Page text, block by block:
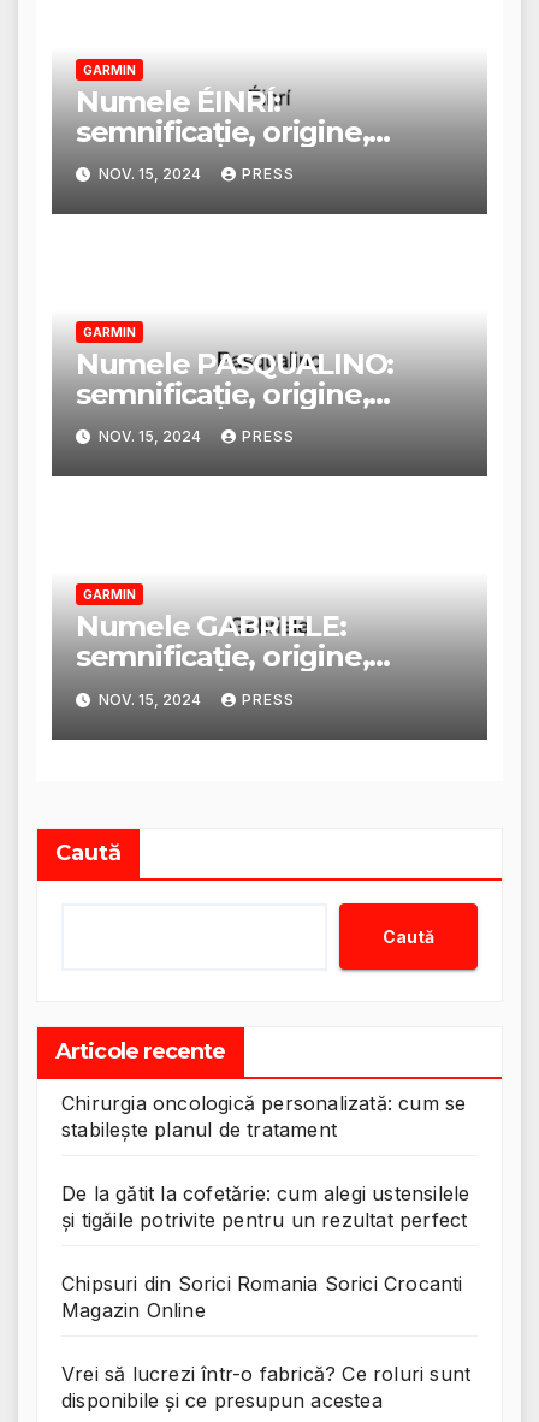
GARMIN
Numele ÉINRÍ:
semnificație, origine,
trăsături și personalitate
NOV. 15, 2024 PRESS
GARMIN
Numele PASQUALINO:
semnificație, origine,
trăsături și personalitate
NOV. 15, 2024 PRESS
GARMIN
Numele GABRIELE:
semnificație, origine,
trăsături și personalitate
NOV. 15, 2024 PRESS
Caută
Caută
Articole recente
Chirurgia oncologică personalizată: cum se
stabilește planul de tratament
De la gătit la cofetărie: cum alegi ustensilele
și tigăile potrivite pentru un rezultat perfect
Chipsuri din Sorici Romania Sorici Crocanti
Magazin Online
Vrei să lucrezi într-o fabrică? Ce roluri sunt
disponibile și ce presupun acestea